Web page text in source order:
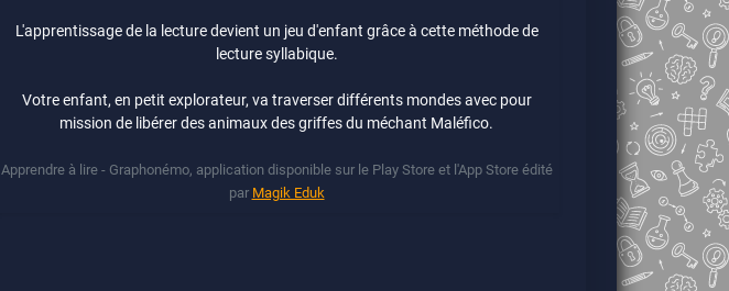
L'apprentissage de la lecture devient un jeu d'enfant grâce à cette méthode de
lecture syllabique.
Votre enfant, en petit explorateur, va traverser différents mondes avec pour
mission de libérer des animaux des griffes du méchant Maléfico.
Apprendre à lire - Graphonémo, application disponible sur le Play Store et l'App Store édité
par Magik Eduk